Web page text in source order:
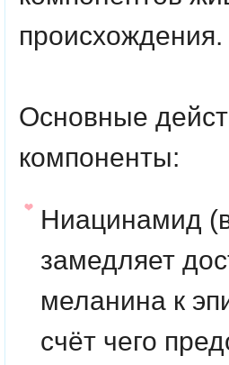
происхождения.
Основные
компоненты:
Ниацинамид
замедляет
меланина к
счёт чего